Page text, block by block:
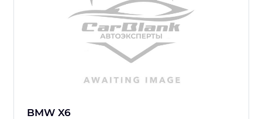
BMW X6